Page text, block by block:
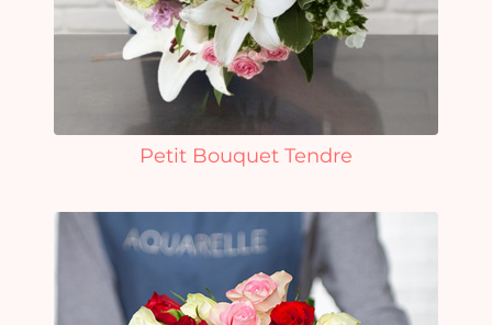
Petit Bouquet Tendre